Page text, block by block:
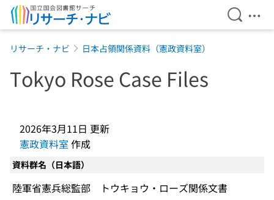
検索を
メ
リサーチ・ナビ 日本占領関係資料（憲政資料室）
Tokyo Rose Case Files
2026年3月11日 更新
憲政資料室 作成
資料群名（日本語）
陸軍省憲兵総監部 トウキョウ・ローズ関係文書